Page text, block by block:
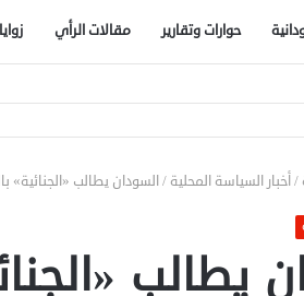
حوارات وتقارير مقالات الرأي
/أخبار السياسة المحلية /السودان يطالب «الجنائية»
يطالب